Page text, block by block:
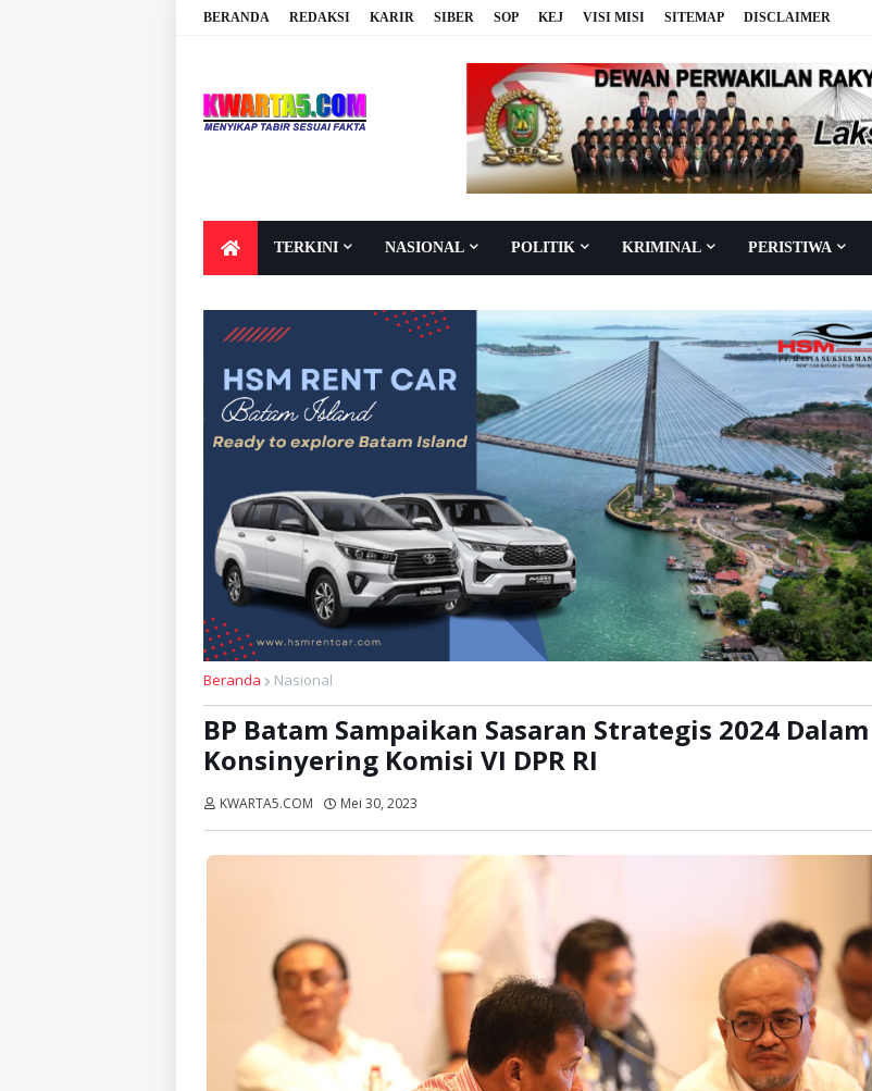
BERANDA REDAKSI KARIR SIBER SOP KEJ VISI MISI SITEMAP DISCLAIMER
TERKINI NASIONAL POLITIK KRIMINAL PERISTIWA
Beranda Nasional
BP Batam Sampaikan Sasaran Strategis 2024 Dalam
Konsinyering Komisi VI DPR RI
KWARTA5.COM Mei 30, 2023